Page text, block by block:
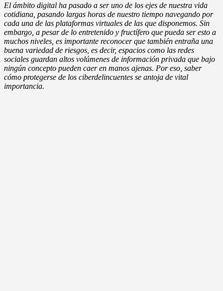
El ámbito digital ha pasado a ser uno de los ejes de nuestra vida
cotidiana, pasando largas horas de nuestro tiempo navegando por
cada una de las plataformas virtuales de las que disponemos. Sin
embargo, a pesar de lo entretenido y fructífero que pueda ser esto a
muchos niveles, es importante reconocer que también entraña una
buena variedad de riesgos, es decir, espacios como las redes
sociales guardan altos volúmenes de información privada que bajo
ningún concepto pueden caer en manos ajenas. Por eso, saber
cómo protegerse de los ciberdelincuentes se antoja de vital
importancia.